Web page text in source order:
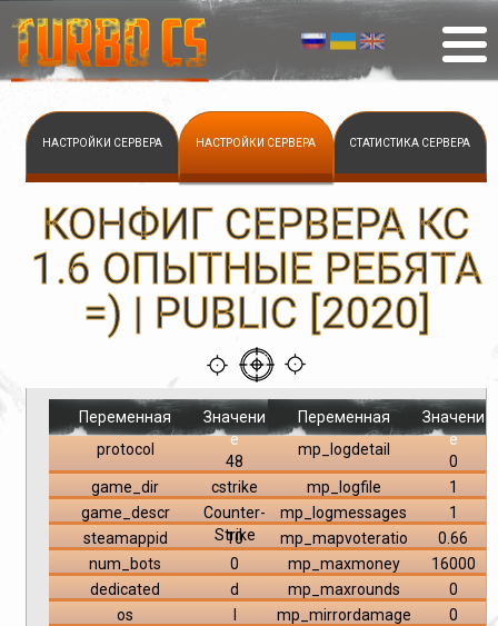
НАСТРОЙКИ СЕРВЕРА НАСТРОЙКИ СЕРВЕРА СТАТИСТИКА СЕРВЕРА
КОНФИГ СЕРВЕРА КС
1.6 ОПЫТНЫЕ РЕБЯТА
=) | PUBLIC [2020]
Переменная
Значени
е
protocol
48
game_dir
cstrike
game_descr
Counter-
Strike
steamappid
10
num_bots
0
dedicated
d
os
Переменная
Значени
е
mp_logdetail
0
mp_logfile
1
mp_logmessages
1
mp_mapvoteratio
0.66
mp_maxmoney
16000
mp_maxrounds
0
mp_mirrordamage
0